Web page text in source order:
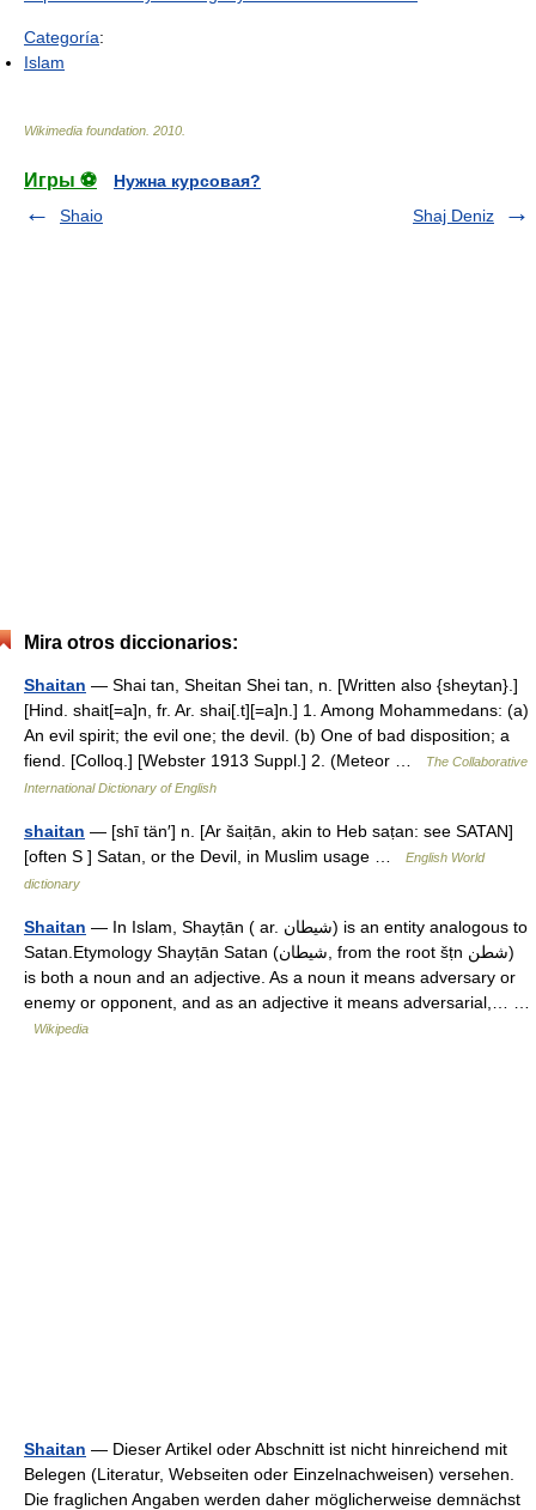
Categoría:
Islam
Wikimedia foundation 2010
Игры ⚽
Нужна курсовая?
Shaio
Shaj Deniz
Mira otros diccionarios:
Shaitan — Shai tan, Sheitan Shei tan, n. [Written also {sheytan}.]
[Hind. shait[=a]n, fr. Ar. shai[.t][=a]n.] 1. Among Mohammedans: (a)
An evil spirit; the evil one; the devil. (b) One of bad disposition; a
fiend. [Colloq.] [Webster 1913 Suppl.] 2. (Meteor …
The Collaborative
International Dictionary of English
shaitan — [shī tän′] n. [Ar šaiṭān, akin to Heb saṭan: see SATAN]
[often S ] Satan, or the Devil, in Muslim usage …
English World
dictionary
Shaitan — In Islam, Shayṭān ( ar. شيطان) is an entity analogous to
Satan.Etymology Shayṭān Satan (شيطان, from the root šṭn ش⁬ط⁬ن)
is both a noun and an adjective. As a noun it means adversary or
enemy or opponent, and as an adjective it means adversarial,… …
Wikipedia
Shaitan — Dieser Artikel oder Abschnitt ist nicht hinreichend mit
Belegen (Literatur, Webseiten oder Einzelnachweisen) versehen.
Die fraglichen Angaben werden daher möglicherweise demnächst